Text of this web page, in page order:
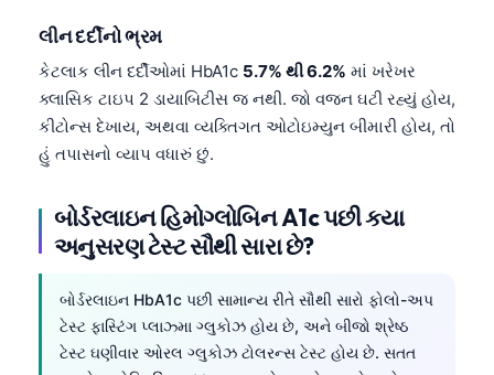
લીન દર્દીનો ભ્રમ
કેટલાક લીન દર્દીઓમાં HbA1c 5.7% થી 6.2% માં ખરેખર
ક્લાસિક ટાઇપ 2 ડાયાબિટીસ જ નથી. જો વજન ઘટી રહ્યું હોય,
કીટોન્સ દેખાય, અથવા વ્યક્તિગત ઓટોઇમ્યુન બીમારી હોય, તો
હું તપાસનો વ્યાપ વધારું છું.
બોર્ડરલાઇન હિમોગ્લોબિન A1c પછી કયા
અનુસરણ ટેસ્ટ સૌથી સારા છે?
બોર્ડરલાઇન HbA1c પછી સામાન્ય રીતે સૌથી સારો ફોલો-અપ
ટેસ્ટ ફાસ્ટિંગ પ્લાઝ્મા ગ્લુકોઝ હોય છે, અને બીજો શ્રેષ્ઠ
ટેસ્ટ ઘણીવાર ઓરલ ગ્લુકોઝ ટોલરન્સ ટેસ્ટ હોય છે. સતત
فارسی
Български
Nederlands
Bahasa Indonesia
Հայերեն
Српски језик